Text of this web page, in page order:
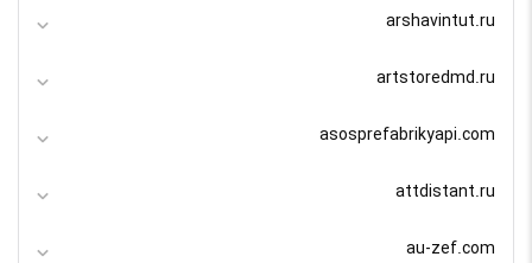
arshavintut.ru
artstoredmd.ru
asosprefabrikyapi.com
attdistant.ru
au-zef.com